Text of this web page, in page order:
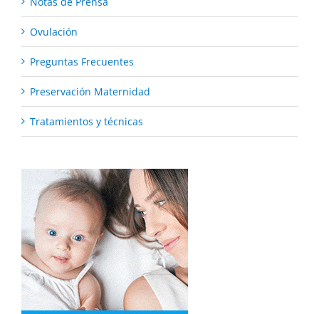
Ovulación
Preguntas Frecuentes
Preservación Maternidad
Tratamientos y técnicas